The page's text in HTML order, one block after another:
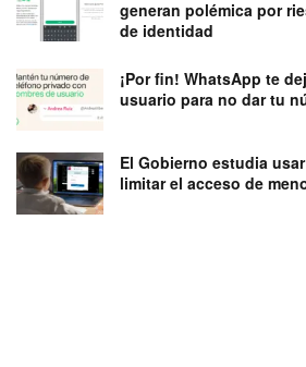
generan polémica por
de identidad
¡Por fin! WhatsApp te
usuario para no dar tu
El Gobierno estudia
limitar el acceso de